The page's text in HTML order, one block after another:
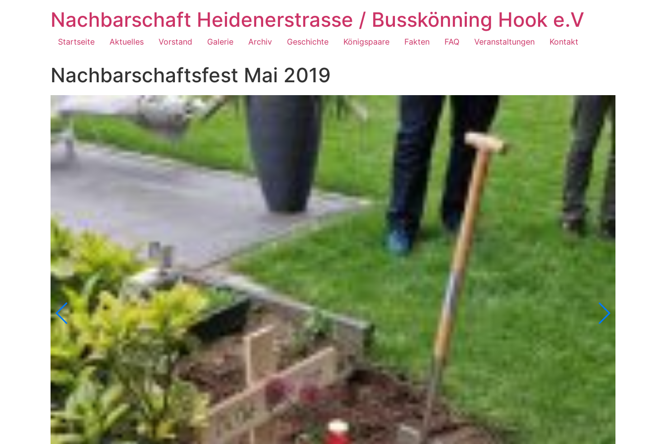
Nachbarschaft Heidenerstrasse / Busskönning Hook e.V
Startseite Aktuelles Vorstand Galerie Archiv Geschichte Königspaare Fakten FAQ Veranstaltungen Kontakt
Nachbarschaftsfest Mai 2019